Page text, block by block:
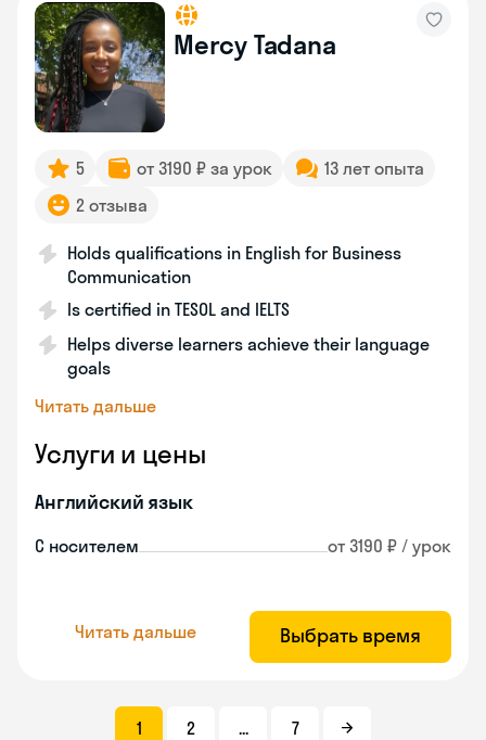
Mercy Tadana
5 от 3190 ₽ за урок
13 лет опыта
2 отзыва
Holds qualifications in English for Business
Communication
Is certified in TESOL and IELTS
Helps diverse learners achieve their language
goals
Читать дальше
Услуги и цены
Английский язык
С носителем от 3190 ₽ / урок
Читать дальше Выбрать время
1 2 ... 7